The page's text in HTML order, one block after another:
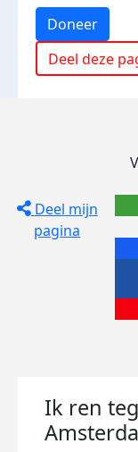
Doneer
Deel deze
Deel mijn
pagina
Ik ren